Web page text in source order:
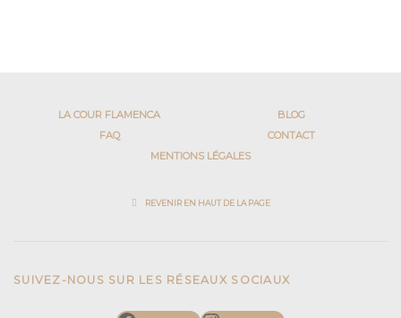
LA COUR FLAMENCA
BLOG
FAQ
CONTACT
MENTIONS LÉGALES
REVENIR EN HAUT DE LA PAGE
SUIVEZ-NOUS SUR LES RÉSEAUX SOCIAUX